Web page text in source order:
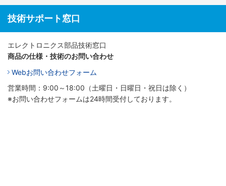
技術サポート窓口
エレクトロニクス部品技術窓口
商品の仕様・技術のお問い合わせ
Webお問い合わせフォーム
営業時間：9:00～18:00（土曜日・日曜日・祝日は除く）
※お問い合わせフォームは24時間受付しております。